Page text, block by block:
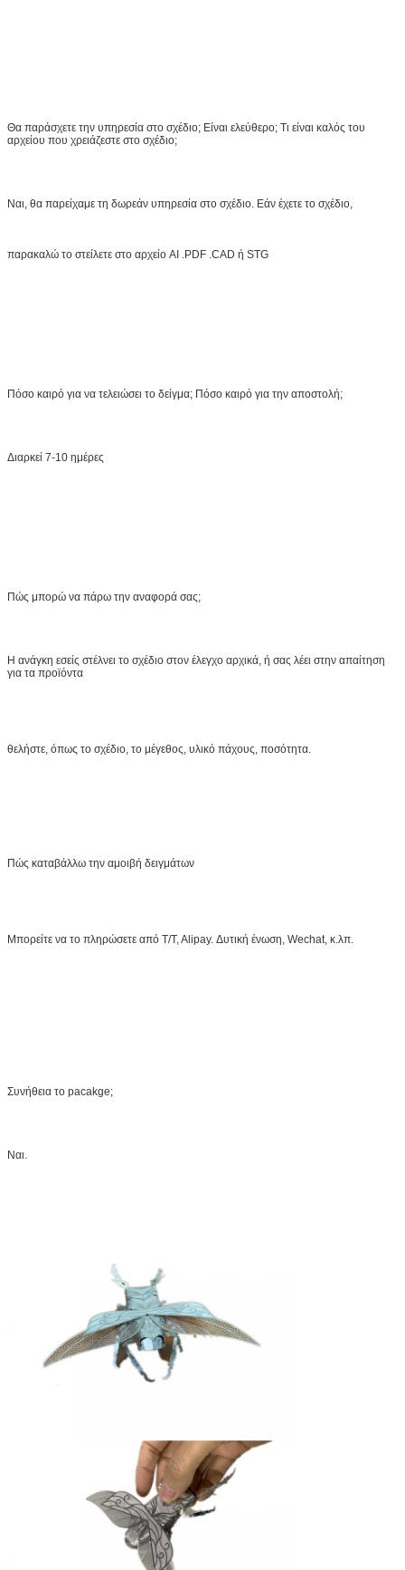
Θα παράσχετε την υπηρεσία στο σχέδιο; Είναι ελεύθερο; Τι είναι καλός του
αρχείου που χρειάζεστε στο σχέδιο;
Ναι, θα παρείχαμε τη δωρεάν υπηρεσία στο σχέδιο. Εάν έχετε το σχέδιο,
παρακαλώ το στείλετε στο αρχείο AI .PDF .CAD ή STG
Πόσο καιρό για να τελειώσει το δείγμα; Πόσο καιρό για την αποστολή;
Διαρκεί 7-10 ημέρες
Πώς μπορώ να πάρω την αναφορά σας;
Η ανάγκη εσείς στέλνει το σχέδιο στον έλεγχο αρχικά, ή σας λέει στην απαίτηση
για τα προϊόντα
θελήστε, όπως το σχέδιο, το μέγεθος, υλικό πάχους, ποσότητα.
Πώς καταβάλλω την αμοιβή δειγμάτων
Μπορείτε να το πληρώσετε από T/T, Alipay. Δυτική ένωση, Wechat, κ.λπ.
Συνήθεια το pacakge;
Ναι.